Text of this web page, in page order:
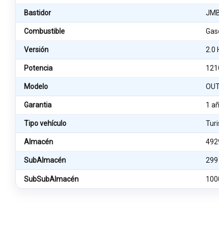
Bastidor
Combustible
Versión 2.0
Potencia
Modelo
Garantia 1
Tipo vehículo
Almacén
SubAlmacén 299
SubSubAlmacén